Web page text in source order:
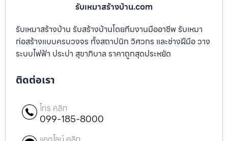
รับเหมาสร้างบ้าน.com
รับเหมาสร้างบ้าน รับสร้างบ้านโดยทีมงานมืออาชีพ รับเหมา
ก่อสร้างแบบครบวงจร ทั้งสถาปนิก วิศวกร และช่างฝีมือ วาง
ระบบไฟฟ้า ประปา สุขาภิบาล ราคาถูกสุดประหยัด
ติดต่อเรา
โทร คลิก
099-185-8000